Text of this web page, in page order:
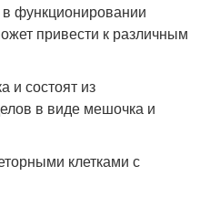
функционировании
привести к различным
и состоят из
в виде мешочка и
клетками с